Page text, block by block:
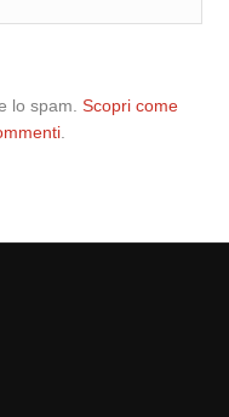
lo spam.Scopri come